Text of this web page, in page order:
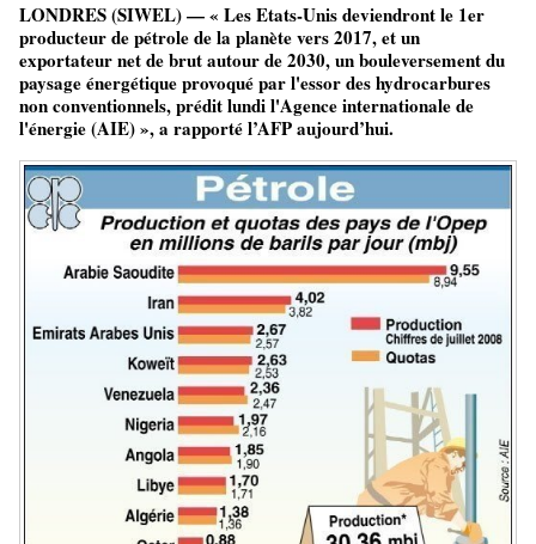
LONDRES (SIWEL) — « Les Etats-Unis deviendront le 1er
producteur de pétrole de la planète vers 2017, et un
exportateur net de brut autour de 2030, un bouleversement du
paysage énergétique provoqué par l'essor des hydrocarbures
non conventionnels, prédit lundi l'Agence internationale de
l'énergie (AIE) », a rapporté l’AFP aujourd’hui.